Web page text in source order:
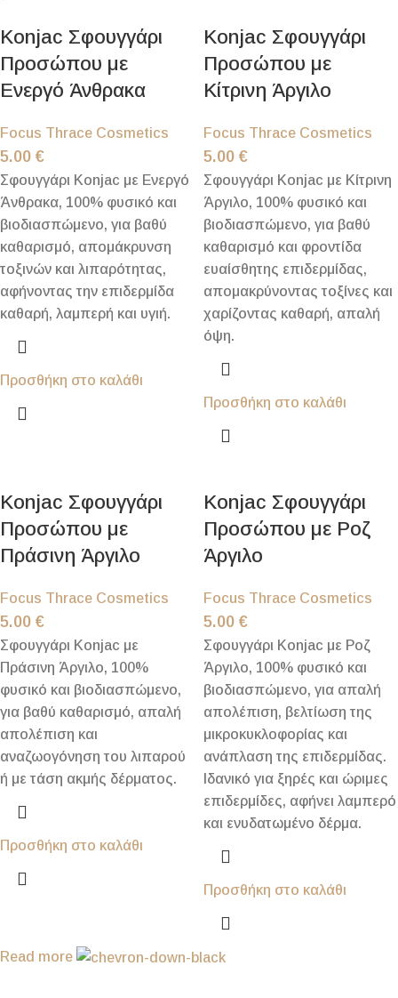
Konjac Σφουγγάρι
Προσώπου με
Ενεργό Άνθρακα
Focus Thrace Cosmetics
5.00 €
Σφουγγάρι Konjac με Ενεργό
Άνθρακα, 100% φυσικό και
βιοδιασπώμενο, για βαθύ
καθαρισμό, απομάκρυνση
τοξινών και λιπαρότητας,
αφήνοντας την επιδερμίδα
καθαρή, λαμπερή και υγιή.
Προσθήκη στο καλάθι
Konjac Σφουγγάρι
Προσώπου με
Κίτρινη Άργιλο
Focus Thrace Cosmetics
5.00 €
Σφουγγάρι Konjac με Κίτρινη
Άργιλο, 100% φυσικό και
βιοδιασπώμενο, για βαθύ
καθαρισμό και φροντίδα
ευαίσθητης επιδερμίδας,
απομακρύνοντας τοξίνες και
χαρίζοντας καθαρή, απαλή
όψη.
Προσθήκη στο καλάθι
Konjac Σφουγγάρι
Προσώπου με
Πράσινη Άργιλο
Focus Thrace Cosmetics
5.00 €
Σφουγγάρι Konjac με
Πράσινη Άργιλο, 100%
φυσικό και βιοδιασπώμενο,
για βαθύ καθαρισμό, απαλή
απολέπιση και
αναζωογόνηση του λιπαρού
ή με τάση ακμής δέρματος.
Προσθήκη στο καλάθι
Konjac Σφουγγάρι
Προσώπου με Ροζ
Άργιλο
Focus Thrace Cosmetics
5.00 €
Σφουγγάρι Konjac με Ροζ
Άργιλο, 100% φυσικό και
βιοδιασπώμενο, για απαλή
απολέπιση, βελτίωση της
μικροκυκλοφορίας και
ανάπλαση της επιδερμίδας.
Ιδανικό για ξηρές και ώριμες
επιδερμίδες, αφήνει λαμπερό
και ενυδατωμένο δέρμα.
Προσθήκη στο καλάθι
Read more